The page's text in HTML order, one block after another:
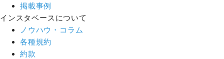
掲載事例
インスタベースについて
ノウハウ・コラム
各種規約
約款